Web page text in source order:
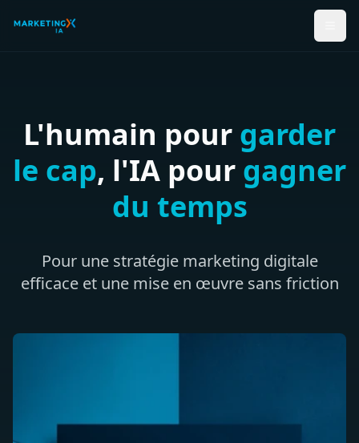
L'humain pour garder
le cap, l'IA pour gagner
du temps
Pour une stratégie marketing digitale
efficace et une mise en œuvre sans friction